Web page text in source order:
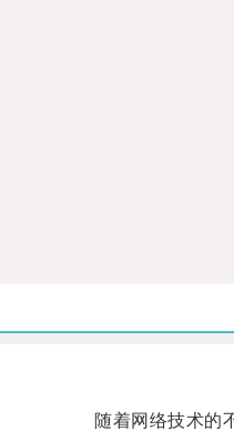
随着网络技术的不